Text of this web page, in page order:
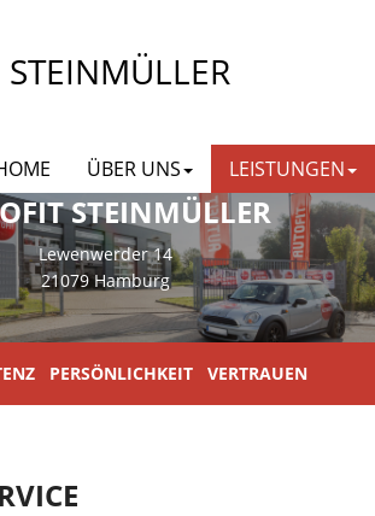
STEINMÜLLER
ÜBER UNS LEISTUNGEN
STEINMÜLLER
Lewenwerder 14
21079 Hamburg
PERSÖNLICHKEIT VERTRAUEN